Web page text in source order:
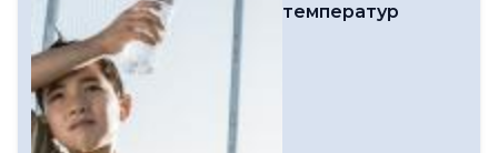
температур